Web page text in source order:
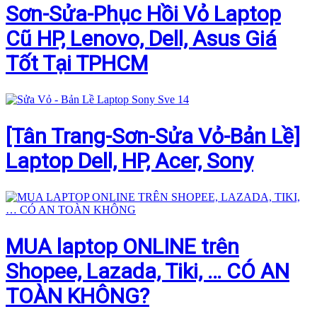
Sơn-Sửa-Phục Hồi Vỏ Laptop
Cũ HP, Lenovo, Dell, Asus Giá
Tốt Tại TPHCM
[Tân Trang-Sơn-Sửa Vỏ-Bản Lề]
Laptop Dell, HP, Acer, Sony
MUA laptop ONLINE trên
Shopee, Lazada, Tiki, … CÓ AN
TOÀN KHÔNG?